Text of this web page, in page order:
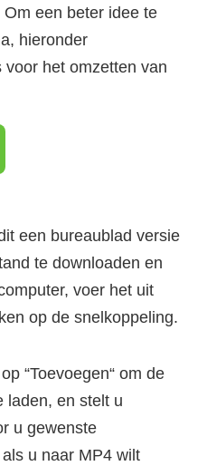
een beter idee te
hieronder
het omzetten van
een bureaublad versie
te downloaden en
voer het uit
op de snelkoppeling.
“Toevoegen“ om de
laden, en stelt u
u gewenste
u naar MP4 wilt